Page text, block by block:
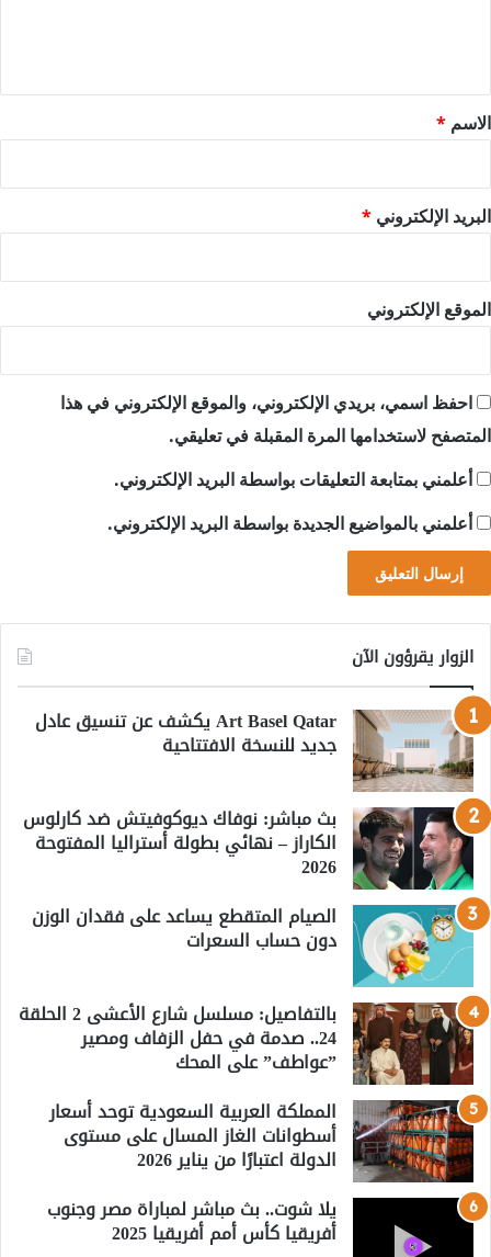
*
الاسم *
البريد الإلكتروني *
الموقع الإلكتروني
احفظ اسمي، بريدي الإلكتروني، والموقع الإلكتروني في هذا
المتصفح لاستخدامها المرة المقبلة في تعليقي.
أعلمني بمتابعة التعليقات بواسطة البريد الإلكتروني.
أعلمني بالمواضيع الجديدة بواسطة البريد الإلكتروني.
الزوار يقرؤون الآن
Art Basel Qatar يكشف عن تنسيق عادل
جديد للنسخة الافتتاحية
بث مباشر: نوفاك ديوكوفيتش ضد كارلوس
الكاراز – نهائي بطولة أستراليا المفتوحة
2026
الصيام المتقطع يساعد على فقدان الوزن
دون حساب السعرات
بالتفاصيل: مسلسل شارع الأعشى 2 الحلقة
24.. صدمة في حفل الزفاف ومصير
”عواطف” على المحك
المملكة العربية السعودية توحد أسعار
أسطوانات الغاز المسال على مستوى
الدولة اعتبارًا من يناير 2026
يلا شوت.. بث مباشر لمباراة مصر وجنوب
أفريقيا كأس أمم أفريقيا 2025